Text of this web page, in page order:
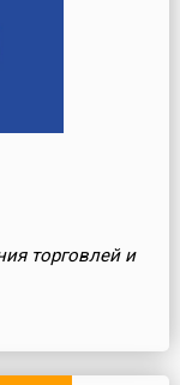
торговлей и